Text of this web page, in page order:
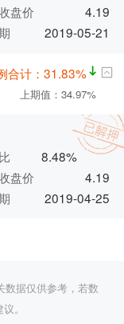
盘价
4.19
2019-05-21
合计：31.83%
上期值：34.97%
8.48%
盘价
4.19
2019-04-25
数据仅供参考，若数
。